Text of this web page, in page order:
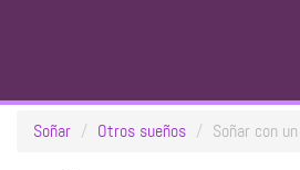
Soñar Otros sueños Soñar con